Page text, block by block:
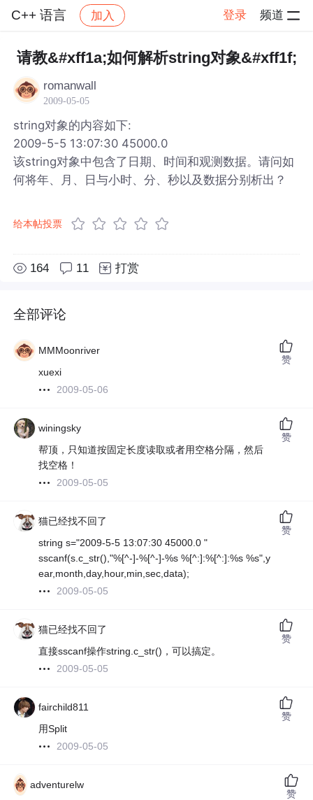
C++ 语言 加入 登录 频道
社区 C++ 语言 帖子详情
请教&#xff1a;如何解析string对象&#xff1f;
romanwall
2009-05-05
string对象的内容如下:
2009-5-5 13:07:30 45000.0
该string对象中包含了日期、时间和观测数据。请问如
何将年、月、日与小时、分、秒以及数据分别析出？
给本帖投票
164 11 打赏
全部评论
MMMoonriver
xuexi
2009-05-06
赞
winingsky
帮顶，只知道按固定长度读取或者用空格分隔，然后
找空格！
2009-05-05
赞
猫已经找不回了
string s="2009-5-5 13:07:30 45000.0 "
sscanf(s.c_str(),"%[^-]-%[^-]-%s %[^:]:%[^:]:%s %s",y
ear,month,day,hour,min,sec,data);
2009-05-05
赞
猫已经找不回了
直接sscanf操作string.c_str()，可以搞定。
2009-05-05
赞
fairchild811
用Split
2009-05-05
赞
adventurelw
赞